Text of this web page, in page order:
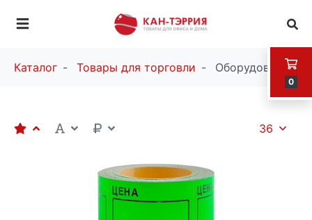
0
Каталог Товары для торговли Оборудование
36